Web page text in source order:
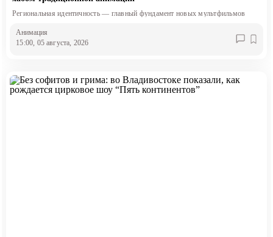
Региональная идентичность — главный фундамент новых мультфильмов
Анимация
15:00, 05 августа, 2026